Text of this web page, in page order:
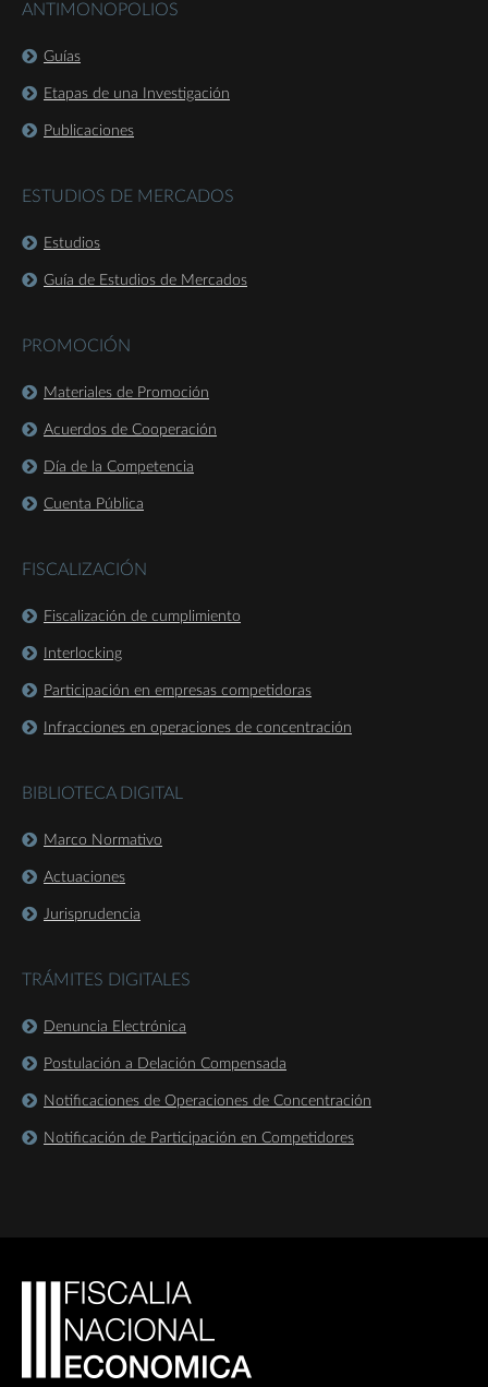
ANTIMONOPOLIOS
Guías
Etapas de una Investigación
Publicaciones
ESTUDIOS DE MERCADOS
Estudios
Guía de Estudios de Mercados
PROMOCIÓN
Materiales de Promoción
Acuerdos de Cooperación
Día de la Competencia
Cuenta Pública
FISCALIZACIÓN
Fiscalización de cumplimiento
Interlocking
Participación en empresas competidoras
Infracciones en operaciones de concentración
BIBLIOTECA DIGITAL
Marco Normativo
Actuaciones
Jurisprudencia
TRÁMITES DIGITALES
Denuncia Electrónica
Postulación a Delación Compensada
Notificaciones de Operaciones de Concentración
Notificación de Participación en Competidores